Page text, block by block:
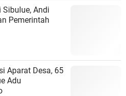
Sibulue, Andi
Pemerintah
Aparat Desa, 65
Adu